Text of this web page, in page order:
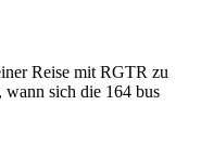
Reise mit RGTR zu
wann sich die 164 bus